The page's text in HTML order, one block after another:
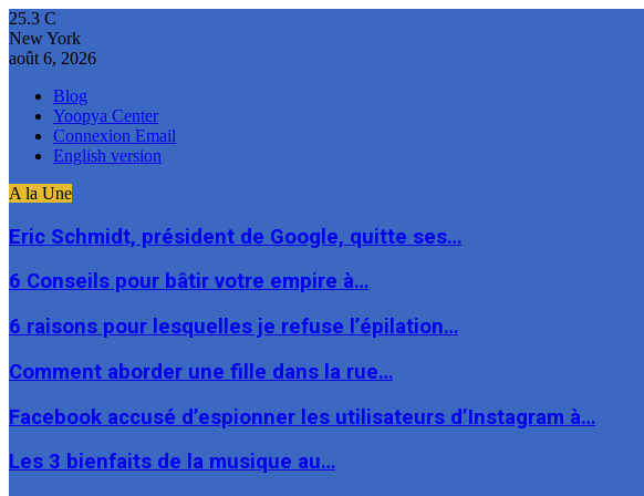
25.3 C
New York
août 6, 2026
Blog
Yoopya Center
Connexion Email
English version
A la Une
Eric Schmidt, président de Google, quitte ses…
6 Conseils pour bâtir votre empire à…
6 raisons pour lesquelles je refuse l’épilation…
Comment aborder une fille dans la rue…
Facebook accusé d’espionner les utilisateurs d’Instagram à…
Les 3 bienfaits de la musique au…